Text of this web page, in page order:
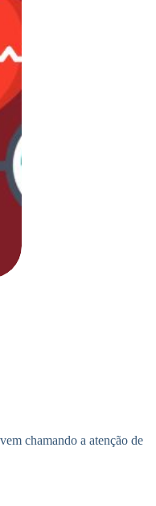
chamando a atenção de